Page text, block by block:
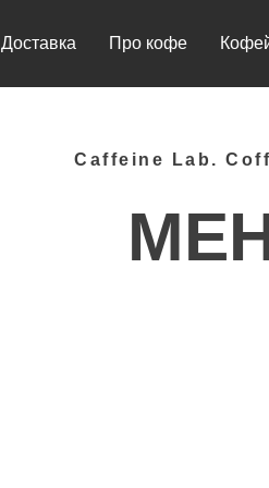
Доставка Про кофе
Caffeine Lab.